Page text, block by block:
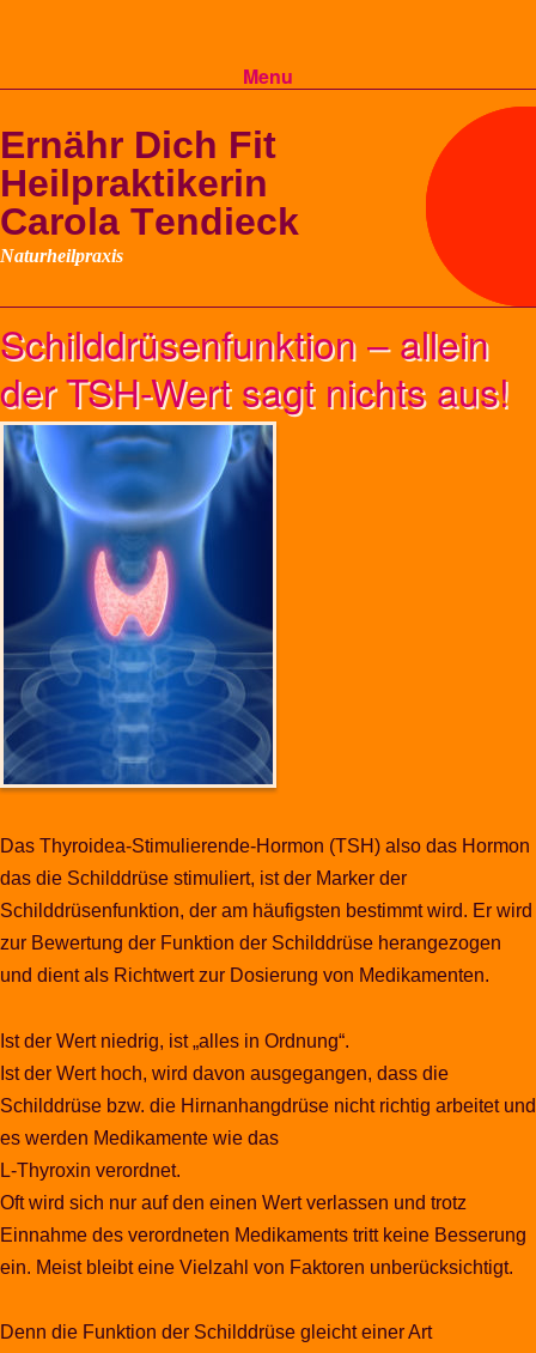
Menu
Schilddrüsenfunktion – allein
der TSH-Wert sagt nichts aus!
Das Thyroidea-Stimulierende-Hormon (TSH) also das Hormon
das die Schilddrüse stimuliert, ist der Marker der
Schilddrüsenfunktion, der am häufigsten bestimmt wird. Er wird
zur Bewertung der Funktion der Schilddrüse herangezogen
und dient als Richtwert zur Dosierung von Medikamenten.
Ist der Wert niedrig, ist „alles in Ordnung“.
Ist der Wert hoch, wird davon ausgegangen, dass die
Schilddrüse bzw. die Hirnanhangdrüse nicht richtig arbeitet und
es werden Medikamente wie das
L-Thyroxin verordnet.
Oft wird sich nur auf den einen Wert verlassen und trotz
Einnahme des verordneten Medikaments tritt keine Besserung
ein. Meist bleibt eine Vielzahl von Faktoren unberücksichtigt.
Denn die Funktion der Schilddrüse gleicht einer Art